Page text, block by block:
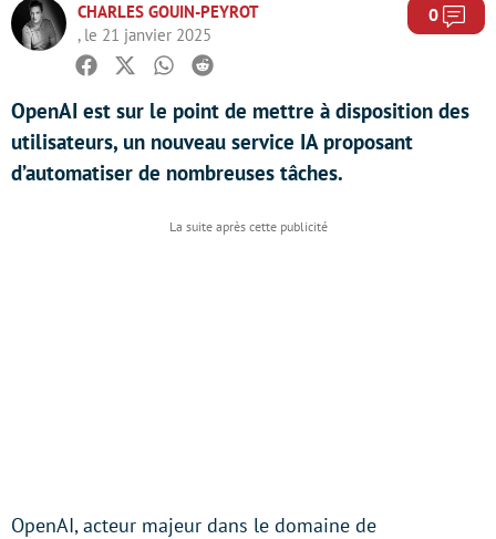
CHARLES GOUIN-PEYROT
, le 21 janvier 2025
0
Facebook
TwitterWhatsapp
Reddit
OpenAI est sur le point de mettre à disposition des
utilisateurs, un nouveau service IA proposant
d’automatiser de nombreuses tâches.
OpenAI, acteur majeur dans le domaine de